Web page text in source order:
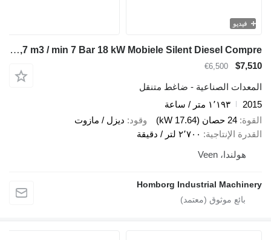
فيديو
Kaeser M27 Kubota 2,7 m3 / min 7 Bar 18 kW Mobiele Silent Diesel Compre
$7,510
€6,500
المعدات الصناعية - ضاغط متنقل
2015
١٬١٩٣ متر / ساعة
القوة 24 حصان (17.64 kW) وقود ديزل / مازوت
القدرة الإنتاجية
٢٬٧٠٠ لتر / دقيقة
هولندا، Veen
Homborg Industrial Machinery